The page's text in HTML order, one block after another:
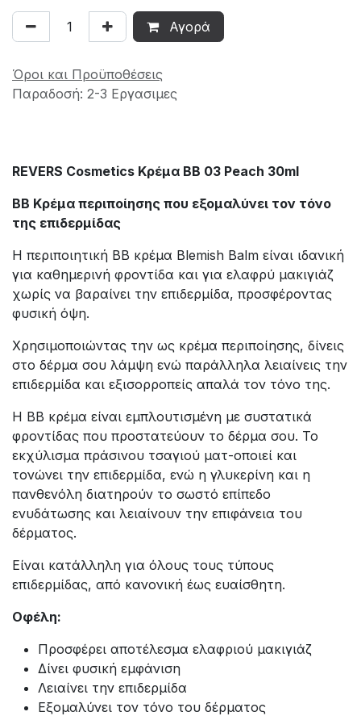
Αγορά
Όροι και Προϋποθέσεις
Παραδοσή: 2-3 Εργασιμες
REVERS Cosmetics Κρέμα BB 03 Peach 30ml
BB Κρέμα περιποίησης που εξομαλύνει τον τόνο
της επιδερμίδας
Η περιποιητική BB κρέμα Blemish Balm είναι ιδανική
για καθημερινή φροντίδα και για ελαφρύ μακιγιάζ
χωρίς να βαραίνει την επιδερμίδα, προσφέροντας
φυσική όψη.
Χρησιμοποιώντας την ως κρέμα περιποίησης, δίνεις
στο δέρμα σου λάμψη ενώ παράλληλα λειαίνεις την
επιδερμίδα και εξισορροπείς απαλά τον τόνο της.
Η BB κρέμα είναι εμπλουτισμένη με συστατικά
φροντίδας που προστατεύουν το δέρμα σου. Το
εκχύλισμα πράσινου τσαγιού ματ-οποιεί και
τονώνει την επιδερμίδα, ενώ η γλυκερίνη και η
πανθενόλη διατηρούν το σωστό επίπεδο
ενυδάτωσης και λειαίνουν την επιφάνεια του
δέρματος.
Είναι κατάλληλη για όλους τους τύπους
επιδερμίδας, από κανονική έως ευαίσθητη.
Οφέλη:
Προσφέρει αποτέλεσμα ελαφριού μακιγιάζ
Δίνει φυσική εμφάνιση
Λειαίνει την επιδερμίδα
Εξομαλύνει τον τόνο του δέρματος